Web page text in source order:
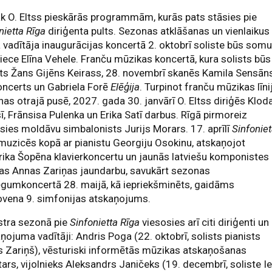
O. Eltss pieskārās programmām, kurās pats stāsies pie
Rīga diriģenta pults. Sezonas atklāšanas un vienlaikus
vadītāja inaugurācijas koncertā 2. oktobrī soliste būs somu
Elīna Vehele. Franču mūzikas koncertā, kura solists būs
Žans Gijēns Keirass, 28. novembrī skanēs Kamila
un Gabriela ForēElēģija. Turpinot franču mūzikas
otrajā pusē, 2027. gada 30. janvārī O. Eltss diriģēs
Frānsisa Pulenka un Erika Satī darbus. Rīgā pirmoreiz
moldāvu simbalonists Jurijs Morars. 17. aprīlī
kopā ar pianistu Georgiju Osokinu, atskaņojot
Šopēna klavierkoncertu un jaunās latviešu komponistes
Annas Zariņas jaundarbu, savukārt sezonas
28. maijā, kā iepriekšminēts, gaidāms
9. simfonijas atskaņojums.
sezonā pieSinfonietta Rīga viesosies arī citi diriģenti un
vadītāji: Andris Poga (22. oktobrī, solists pianists
Zariņš), vēsturiski informētās mūzikas atskaņošanas
vijolnieks Aleksandrs Janičeks (19. decembrī, soliste